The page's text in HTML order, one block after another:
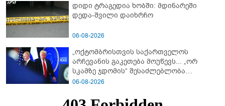
დიდი ტრაგედია ხობში: მდინარეში
დედა-შვილი დაიხრჩო
06-08-2026
„ოქტომბრისთვის საქართველოს
არჩევანის გაკეთება მოუწევს... „ორ
სკამზე ჯდომის“ შესაძლებლობა
შეიძლება დასრულდეს“ - მირიან
06-08-2026